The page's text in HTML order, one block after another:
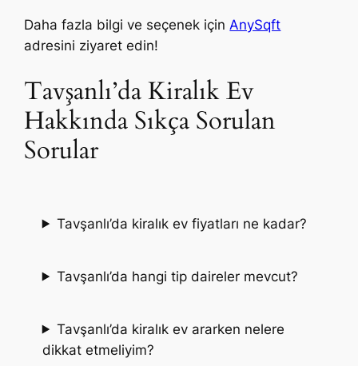
Daha fazla bilgi ve seçenek için AnySqft
adresini ziyaret edin!
Tavşanlı’da Kiralık Ev
Hakkında Sıkça Sorulan
Sorular
Tavşanlı’da kiralık ev fiyatları ne kadar?
Tavşanlı’da hangi tip daireler mevcut?
Tavşanlı’da kiralık ev ararken nelere
dikkat etmeliyim?